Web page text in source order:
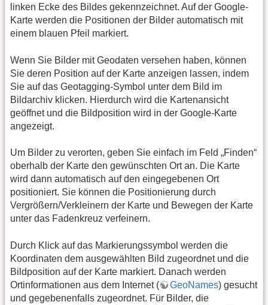
linken Ecke des Bildes gekennzeichnet. Auf der Google-
Karte werden die Positionen der Bilder automatisch mit
einem blauen Pfeil markiert.
Wenn Sie Bilder mit Geodaten versehen haben, können
Sie deren Position auf der Karte anzeigen lassen, indem
Sie auf das Geotagging-Symbol unter dem Bild im
Bildarchiv klicken. Hierdurch wird die Kartenansicht
geöffnet und die Bildposition wird in der Google-Karte
angezeigt.
Um Bilder zu verorten, geben Sie einfach im Feld „Finden“
oberhalb der Karte den gewünschten Ort an. Die Karte
wird dann automatisch auf den eingegebenen Ort
positioniert. Sie können die Positionierung durch
Vergrößern/Verkleinern der Karte und Bewegen der Karte
unter das Fadenkreuz verfeinern.
Durch Klick auf das Markierungssymbol werden die
Koordinaten dem ausgewählten Bild zugeordnet und die
Bildposition auf der Karte markiert. Danach werden
Ortinformationen aus dem Internet (
GeoNames) gesucht
und gegebenenfalls zugeordnet. Für Bilder, die